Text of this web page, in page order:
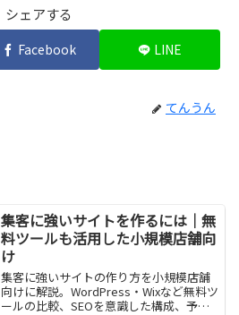
シェアする
Facebook LINE
てんうん
集客に強いサイトを作るには｜無
料ツールも活用した小規模店舗向
け
集客に強いサイトの作り方を小規模店舗
向けに解説。WordPress・Wixなど無料ツ
ールの比較、SEOを意識した構成、予